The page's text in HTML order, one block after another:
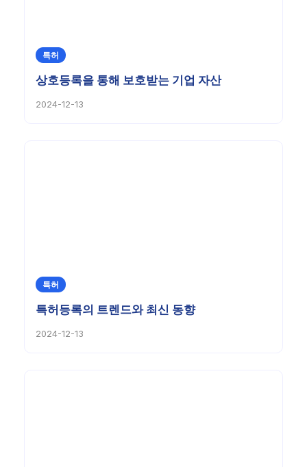
특허
상호등록을 통해 보호받는 기업 자산
2024-12-13
특허
특허등록의 트렌드와 최신 동향
2024-12-13